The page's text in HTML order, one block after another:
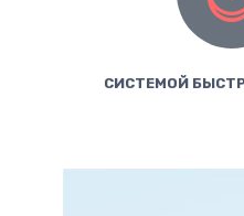
СИСТЕМОЙ